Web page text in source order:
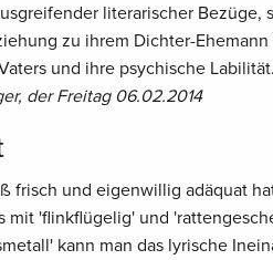
literarischer Bezüge,
zu ihrem Dichter-
und ihre psychische
der Freitag 06.02.2014
frisch und eigenwillig adäquat
mit 'flinkflügelig' und
kann man das lyrische